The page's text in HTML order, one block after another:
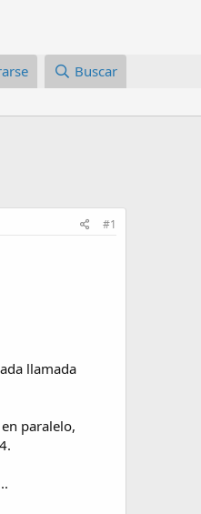
Buscar
#1
llamada
paralelo,